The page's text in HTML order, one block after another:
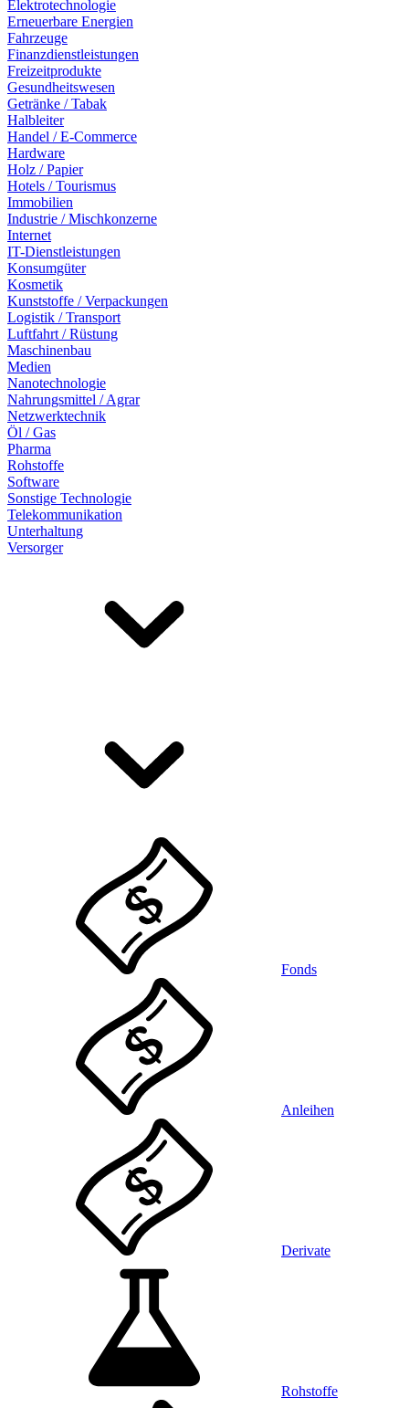
Elektrotechnologie
Erneuerbare Energien
Fahrzeuge
Finanzdienstleistungen
Freizeitprodukte
Gesundheitswesen
Getränke / Tabak
Halbleiter
Handel / E-Commerce
Hardware
Holz / Papier
Hotels / Tourismus
Immobilien
Industrie / Mischkonzerne
Internet
IT-Dienstleistungen
Konsumgüter
Kosmetik
Kunststoffe / Verpackungen
Logistik / Transport
Luftfahrt / Rüstung
Maschinenbau
Medien
Nanotechnologie
Nahrungsmittel / Agrar
Netzwerktechnik
Öl / Gas
Pharma
Rohstoffe
Software
Sonstige Technologie
Telekommunikation
Unterhaltung
Versorger
Fonds
Anleihen
Derivate
Rohstoffe